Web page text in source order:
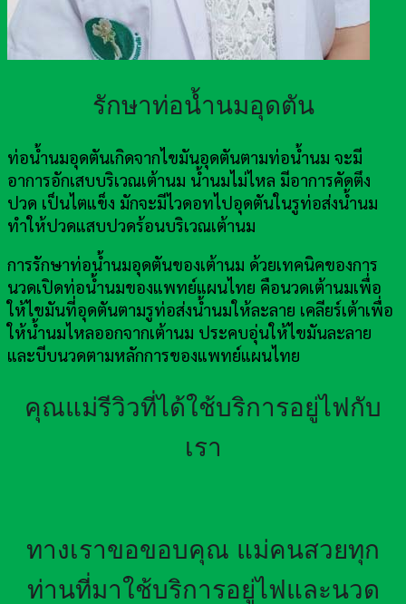
รักษาท่อน้ำนมอุดตัน
ท่อน้ำนมอุดตันเกิดจากไขมันอุดตันตามท่อน้ำนม จะมี
อาการอักเสบบริเวณเต้านม น้ำนมไม่ไหล มีอาการคัดตึง
ปวด เป็นไตแข็ง มักจะมีไวดอทไปอุดตันในรูท่อส่งน้ำนม
ทำให้ปวดแสบปวดร้อนบริเวณเต้านม
การรักษาท่อน้ำนมอุดตันของเต้านม ด้วยเทคนิคของการ
นวดเปิดท่อน้ำนมของแพทย์แผนไทย คือนวดเต้านมเพื่อ
ให้ไขมันที่อุดตันตามรูท่อส่งน้ำนมให้ละลาย เคลียร์เต้าเพื่อ
ให้น้ำนมไหลออกจากเต้านม ประคบอุ่นให้ไขมันละลาย
และบีบนวดตามหลักการของแพทย์แผนไทย
คุณแม่รีวิวที่ได้ใช้บริการอยู่ไฟกับ
เรา
ทางเราขอขอบคุณ แม่คนสวยทุก
ท่านที่มาใช้บริการอยู่ไฟและนวด